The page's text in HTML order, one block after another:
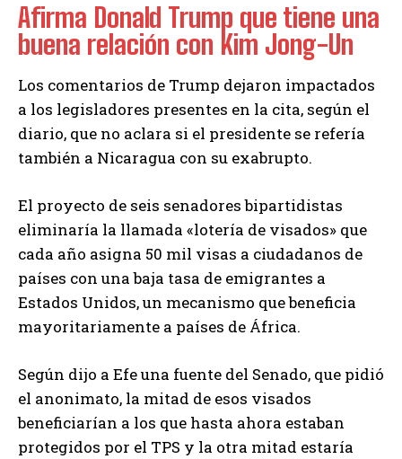
Afirma Donald Trump que tiene una
buena relación con Kim Jong-Un
Los comentarios de Trump dejaron impactados
a los legisladores presentes en la cita, según el
diario, que no aclara si el presidente se refería
también a Nicaragua con su exabrupto.
El proyecto de seis senadores bipartidistas
eliminaría la llamada «lotería de visados» que
cada año asigna 50 mil visas a ciudadanos de
países con una baja tasa de emigrantes a
Estados Unidos, un mecanismo que beneficia
mayoritariamente a países de África.
Según dijo a Efe una fuente del Senado, que pidió
el anonimato, la mitad de esos visados
beneficiarían a los que hasta ahora estaban
protegidos por el TPS y la otra mitad estaría